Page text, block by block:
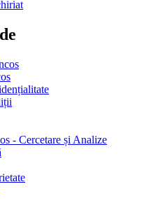
- Cercetare și Analize